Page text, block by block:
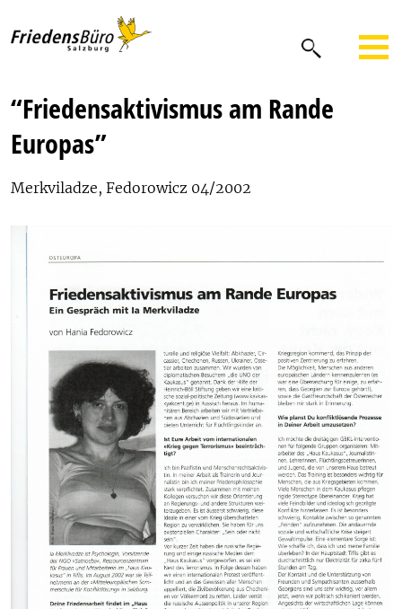
“Friedensaktivismus am Rande
Europas”
Merkviladze, Fedorowicz 04/2002